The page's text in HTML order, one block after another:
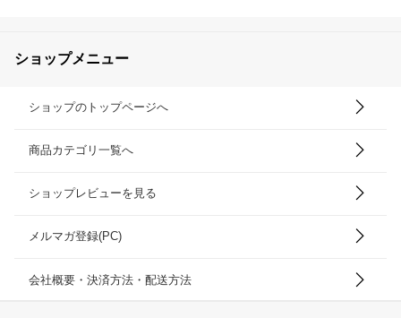
ショップメニュー
ショップのトップページへ
商品カテゴリ一覧へ
ショップレビューを見る
メルマガ登録(PC)
会社概要・決済方法・配送方法